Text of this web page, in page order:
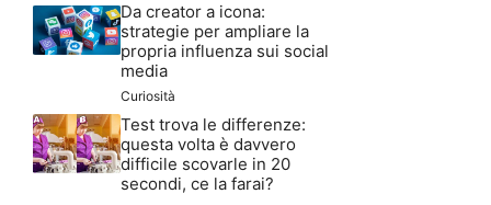
Da creator a icona:
strategie per ampliare la
propria influenza sui social
media
Curiosità
Test trova le differenze:
questa volta è davvero
difficile scovarle in 20
secondi, ce la farai?